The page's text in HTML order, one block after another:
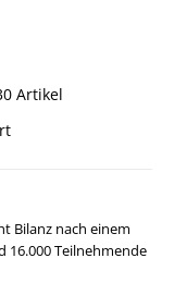
Artikel
Bilanz nach einem
16.000 Teilnehmende